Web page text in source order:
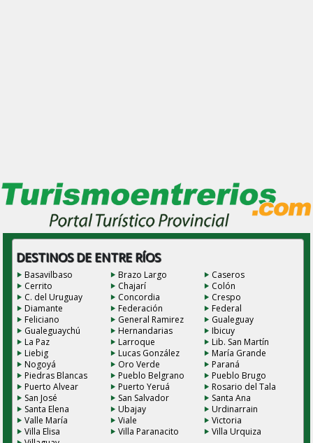
DESTINOS DE ENTRE RÍOS
Basavilbaso Brazo Largo
Caseros
Cerrito
Chajarí
Colón
C. del Uruguay
Concordia
Crespo
Diamante
Federación
Federal
Feliciano
General Ramirez
Gualeguay
Gualeguaychú
Hernandarias
Ibicuy
La Paz
Larroque
Lib. San Martín
Liebig
Lucas González
María Grande
Nogoyá
Oro Verde
Paraná
Piedras Blancas
Pueblo Belgrano
Pueblo Brugo
Puerto Alvear
Puerto Yeruá
Rosario del Tala
San José
San Salvador
Santa Ana
Santa Elena
Ubajay
Urdinarrain
Valle María
Viale
Victoria
Villa Elisa
Villa Paranacito
Villa Urquiza